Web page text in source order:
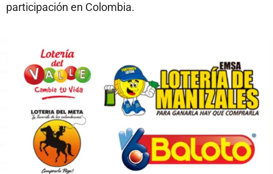
participación en Colombia.